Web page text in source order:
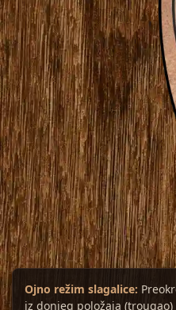
Ojno režim slagalice:
iz donjeg položaja